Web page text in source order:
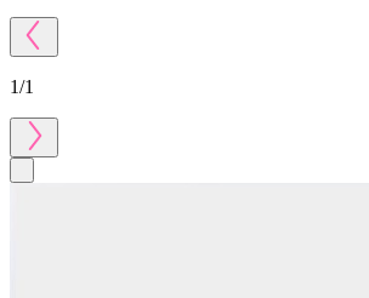
1/1